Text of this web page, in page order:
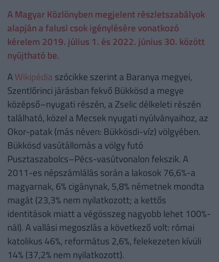
A Magyar Közlönyben megjelent részletszabályok
alapján a falusi csok igénylésére vonatkozó
kérelem 2019. július 1. és 2022. június 30. között
nyújtható be.
AWikipédia szócikke szerint a Baranya megyei,
Szentlőrinci járásban fekvő Bükkösd a megye
középső–nyugati részén, a Zselic délkeleti részén
található, közel a Mecsek nyugati nyúlványaihoz, az
Okor-patak (más néven: Bükkösdi-víz) völgyében.
Bükkösd vasútállomás a völgy futó
Pusztaszabolcs–Pécs-vasútvonalon fekszik. A
2011-es népszámlálás során a lakosok 76,6%-a
magyarnak, 6% cigánynak, 5,8% németnek mondta
magát (23,3% nem nyilatkozott; a kettős
identitások miatt a végösszeg nagyobb lehet 100%-
nál). A vallási megoszlás a következő volt: római
katolikus 46%, református 2,6%, felekezeten kívüli
14% (37,2% nem nyilatkozott).